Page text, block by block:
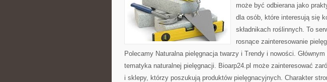
może być odbierana jako
dla osób, które interesują się
składnikach roślinnych. To
rosnące zainteresowanie
Polecamy Naturalna pielęgnacja twarzy i Trendy i nowości.
tematyka naturalnej pielęgnacji. Bioarp24.pl może zainteresować
i sklepy, którzy poszukują produktów pielęgnacyjnych. Charakter